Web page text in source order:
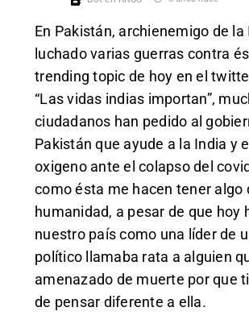
En Pakistán, archienemigo de la
luchado varias guerras contra
trending topic de hoy en el
“Las vidas indias importan”,
ciudadanos han pedido al
Pakistán que ayude a la India y
oxigeno ante el colapso del
como ésta me hacen tener algo
humanidad, a pesar de que hoy
nuestro país como una líder de
político llamaba rata a alguien
amenazado de muerte por que
de pensar diferente a ella.